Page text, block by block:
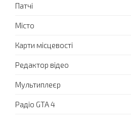
Патчі
Місто
Карти місцевості
Редактор відео
Мультиплеєр
Радіо GTA 4